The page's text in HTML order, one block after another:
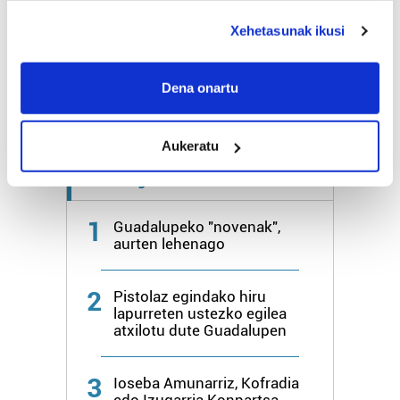
If you allow, we would also like to:
Collect information about your geographical
Identify your device by actively scanning it for
specific characteristics (fingerprinting)
teknologia erabiliz, cookieak adibidez, iragarki eta eduki
pertsonalizatuak eskaintzeko, iragarkiak eta edukia
erabiltzen dituen hauta dezakezu.
Xehetasunak ikusi
Dena onartu
Aukeratu
1
Guadalupeko "novenak",
aurten lehenago
2
Pistolaz egindako hiru
lapurreten ustezko egilea
atxilotu dute Guadalupen
3
Ioseba Amunarriz, Kofradia